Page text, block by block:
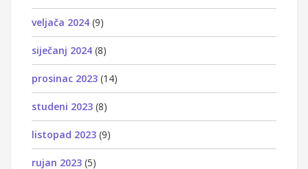
veljača 2024 (9)
siječanj 2024 (8)
prosinac 2023 (14)
studeni 2023 (8)
listopad 2023 (9)
rujan 2023 (5)